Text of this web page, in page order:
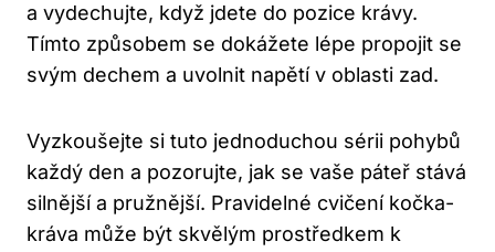
a vydechujte, když jdete ⁢do pozice krávy.
Tímto způsobem ‍se ⁣dokážete lépe propojit se
svým dechem a uvolnit napětí v‌ oblasti zad.
Vyzkoušejte​ si tuto jednoduchou sérii pohybů
každý den a pozorujte, jak se vaše páteř ‌stává⁤
silnější a pružnější. Pravidelné ‍cvičení kočka-
kráva může být skvělým prostředkem k